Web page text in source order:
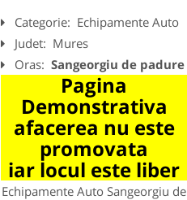
Categorie: Echipamente Auto
Judet: Mures
Oras: Sangeorgiu de padure
Pagina
Demonstrativa
afacerea nu este
promovata
iar locul este liber
Echipamente Auto Sangeorgiu de